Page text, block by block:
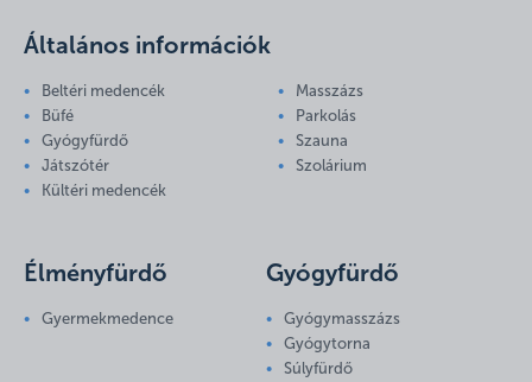
Általános információk
Beltéri medencék
Büfé
Gyógyfürdő
Játszótér
Kültéri medencék
Masszázs
Parkolás
Szauna
Szolárium
Élményfürdő
Gyermekmedence
Gyógyfürdő
Gyógymasszázs
Gyógytorna
Súlyfürdő